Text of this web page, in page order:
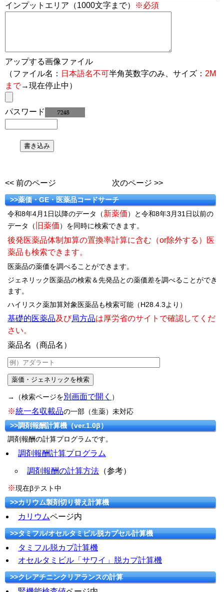
インプットエリア（1000文字まで） ※必須
アップする画像ファイル
（ファイル名： 日本語名不可半角英数字のみ、サイズ： 2M
まで→現在停止中）
パスワード
<< 前のページ 次のページ >>
>>薬価・GE・医薬品コードサーチ
令和8年4月1日以降のデータ（新薬価）と令和8年3月31日以前の
データ（ 旧薬価）を同時に検索できます。
後発医薬品体制加算の置換率計算に含む（or除外する）医
薬品も検索できます。
医薬品の薬価を調べることができます。
ジェネリック医薬品の検索＆先発品との薬価差を調べることができ
ます。
ハイリスク薬加算対象医薬品も検索可能（H28.4.3より）
基礎的医薬品及び局方品は厚労省のサイトで確認してくだ
さい。
薬品名（商品名）
→（検索ページを別画面で開く ）
※統一名収載品の一部（生薬）未対応
>>調剤報酬計算機（ver.1.0β）
調剤報酬の計算プログラムです。
調剤報酬計算プログラム
調剤報酬の計算方法 （参考）
※現在βテスト中
>>カリウム製剤切り替え計算機
カリウムページ内
>>タミフル/オセルタミビル脱カプセル計算機
タミフル脱カプ計算機
オセルタミビル「サワイ」脱カプ計算機
>>クレアチニンクリアランスの計算